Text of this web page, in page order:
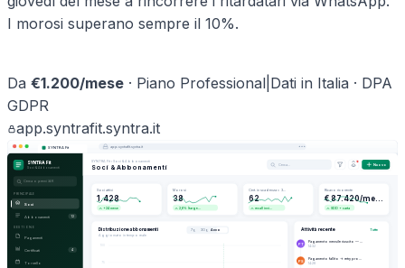
I morosi superano sempre il 10%.
Da €1.200/mese · Piano Professional Dati in Italia · DPA
GDPR
app.syntrafit.syntra.it
SYNTRA Fit app.syntrafit.syntra.it
SYNTRA Fit
Soci & Abbonamenti
Cerca o premi ⌘K
PRINCIPALE
Soci
Abbonamenti 12
GESTIONE
Pagamenti
Certificati 4
Tornello
SYNTRA Fit›Soci & Abbonamenti
Soci & Abbonamenti Cerca… Nuovo
Soci attivi
1.428
+24 mese
Morosi
38
2,6% (targe…
Cert. in scadenza < 3…
62
recall invi…
Ricavo ricorrente
€ 87.420/me…
SDD + carta
Distribuzione abbonamenti
Aggiornato in tempo reale
7g 30g Anno Attività recente Tutte
PT
Pagamento mensile riuscito — …
14:32
PS
Pagamento fallito → retry pro…
14:28